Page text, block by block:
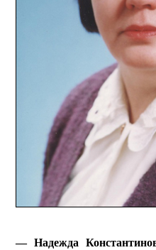
— Надежда